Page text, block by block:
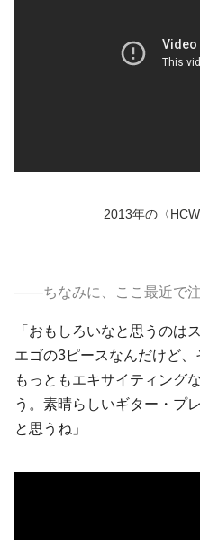
2013年の〈
――ちなみに、ここ最近で
「おもしろいなと思うのは
エゴの3ピースなんだけど
もっともエキサイティング
う。素晴らしいギター・プ
と思うね」